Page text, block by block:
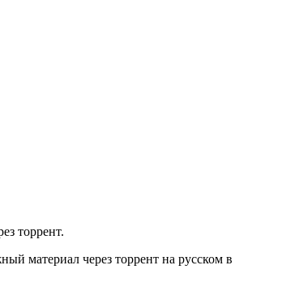
торрент.
материал через торрент на русском в